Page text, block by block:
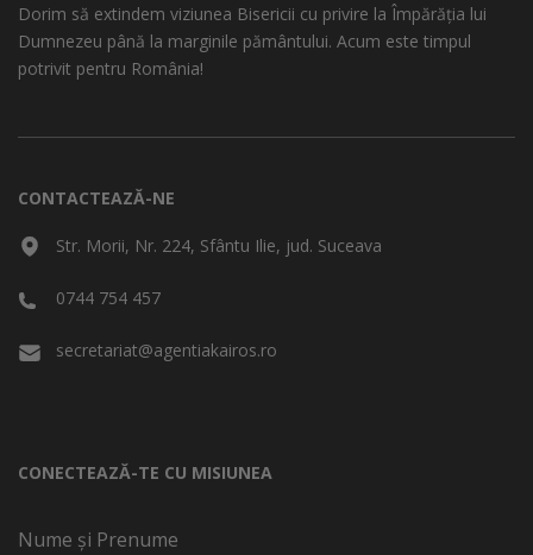
Dorim să extindem viziunea Bisericii cu privire la Împărăția lui
Dumnezeu până la marginile pământului. Acum este timpul
potrivit pentru România!
CONTACTEAZĂ-NE
Str. Morii, Nr. 224, Sfântu Ilie, jud. Suceava
0744 754 457
secretariat@agentiakairos.ro
CONECTEAZĂ-TE CU MISIUNEA